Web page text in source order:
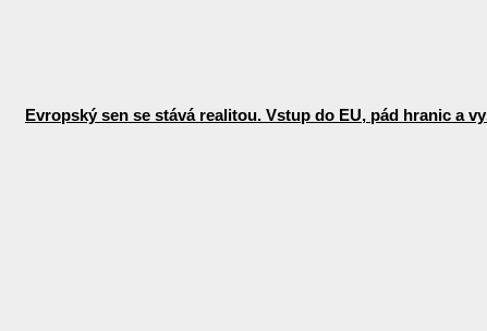
Evropský sen se stává realitou. Vstup do EU, pád hranic a